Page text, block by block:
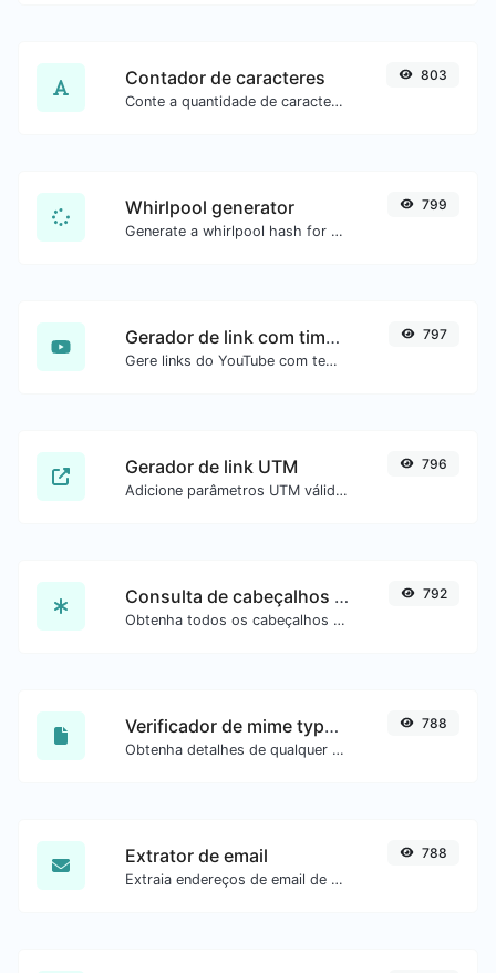
Contador de caracteres
Conte a quantidade de caracteres e palavras de um texto.
803
Whirlpool generator
Generate a whirlpool hash for any string input.
799
Gerador de link com timestamp do YouTube
Gere links do YouTube com tempo inicial exato, útil para usuários móveis.
797
Gerador de link UTM
Adicione parâmetros UTM válidos e gere um link rastreável UTM.
796
Consulta de cabeçalhos HTTP
Obtenha todos os cabeçalhos HTTP que uma URL retorna para uma requisição GET típica.
792
Verificador de mime type de arquivo
Obtenha detalhes de qualquer tipo de arquivo, como o mime type ou a data da última edição.
788
Extrator de email
Extraia endereços de email de qualquer tipo de conteúdo de texto.
788